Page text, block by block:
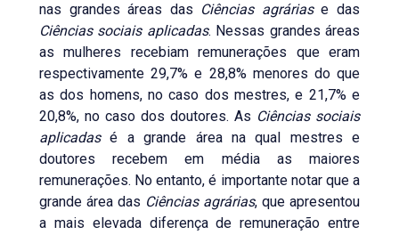
nas grandes áreas das Ciências agráriase das
Ciências sociais aplicadas. Nessas grandes áreas
as mulheres recebiam remunerações que eram
respectivamente 29,7% e 28,8% menores do que
as dos homens, no caso dos mestres, e 21,7% e
20,8%, no caso dos doutores. As Ciências sociais
aplicadasé a grande área na qual mestres e
doutores recebem em média as maiores
remunerações. No entanto, é importante notar que a
grande área das Ciências agrárias, que apresentou
a mais elevada diferença de remuneração entre